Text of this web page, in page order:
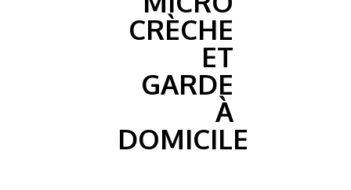
CRÈCHE
ET
GARDE
À
DOMICILE